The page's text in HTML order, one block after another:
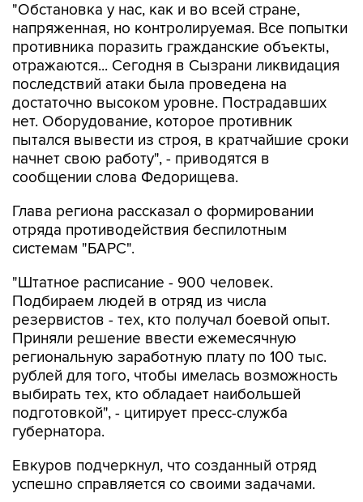
"Обстановка у нас, как и во всей стране,
напряженная, но контролируемая. Все попытки
противника поразить гражданские объекты,
отражаются... Сегодня в Сызрани ликвидация
последствий атаки была проведена на
достаточно высоком уровне. Пострадавших
нет. Оборудование, которое противник
пытался вывести из строя, в кратчайшие сроки
начнет свою работу", - приводятся в
сообщении слова Федорищева.
Глава региона рассказал о формировании
отряда противодействия беспилотным
системам "БАРС".
"Штатное расписание - 900 человек.
Подбираем людей в отряд из числа
резервистов - тех, кто получал боевой опыт.
Приняли решение ввести ежемесячную
региональную заработную плату по 100 тыс.
рублей для того, чтобы имелась возможность
выбирать тех, кто обладает наибольшей
подготовкой", - цитирует пресс-служба
губернатора.
Евкуров подчеркнул, что созданный отряд
успешно справляется со своими задачами.